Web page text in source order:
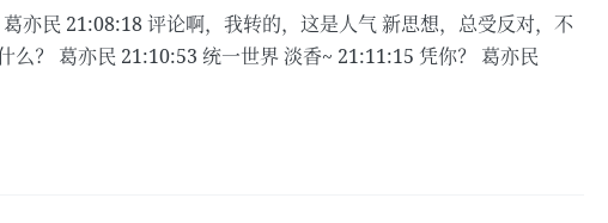
亦民 21:08:18 评论啊，我转的，这是人气 新思想，总受反对，不
？ 葛亦民 21:10:53 统一世界 淡香~ 21:11:15 凭你？ 葛亦民